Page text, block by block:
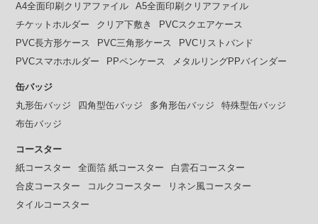
A4全面印刷クリアファイル
A5全面印刷クリアファイル
チケットホルダー
クリア下敷き
PVCスクエアケース
PVC長方形ケース
PVC三角形ケース
PVCリストバンド
PVCスマホホルダー
PPペンケース メタルリングPPバインダー
缶バッジ
丸形缶バッジ
四角型缶バッジ 多角形缶バッジ
特殊型缶バッジ
布缶バッジ
コースター
紙コースター
全面箔 紙コースター
白雲石コースター
合皮コースター
コルクコースター
リネン風コースター
タイルコースター